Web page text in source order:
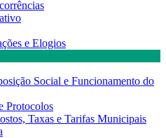
e Elogios
Social e Funcionamento do
Protocolos
Taxas e Tarifas Municipais